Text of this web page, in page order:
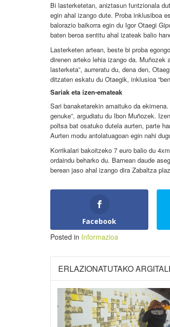
Bi lasterketetan, aniztasun funtzionala
egin ahal izango dute. Proba inklusiboa
balorazio baikorra egin du Igor Otaegi
baten beroa sentitu ahal izateak balio
Lasterketen artean, beste bi proba
direnen arteko lehia izango da. Muñozek
lasterketa”, aurreratu du, dena den,
ditzaten eskatu du Otaegik, inklusioa
Sariak eta izen-emateak
Sari banaketarekin amaituko da
genuke”, argudiatu du Ibon Muñozek.
poltsa bat osatuko dutela aurten, parte
Aurten modu antolatuagoan egin nahi
Korrikalari bakoitzeko 7 euro balio du
ordaindu beharko du. Barnean daude
berean jaso ahal izango dira Zabaltza
Facebook
Posted in Informazioa
ERLAZIONATUTAKO